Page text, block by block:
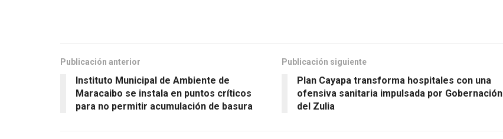
Publicación anterior
Instituto Municipal de Ambiente de
Maracaibo se instala en puntos críticos
para no permitir acumulación de basura
Publicación siguiente
Plan Cayapa transforma hospitales con una
ofensiva sanitaria impulsada por Gobernación
del Zulia